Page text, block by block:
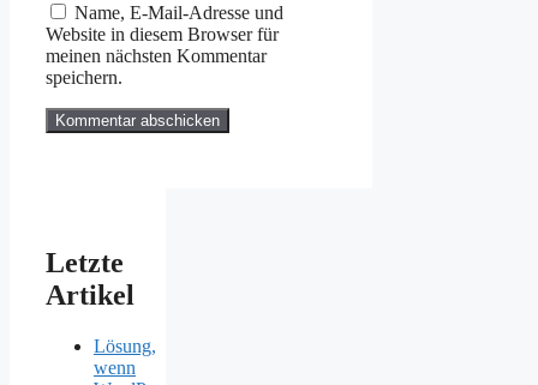
Name, E-Mail-Adresse und
Website in diesem Browser für
meinen nächsten Kommentar
speichern.
Letzte
Artikel
Lösung,
wenn